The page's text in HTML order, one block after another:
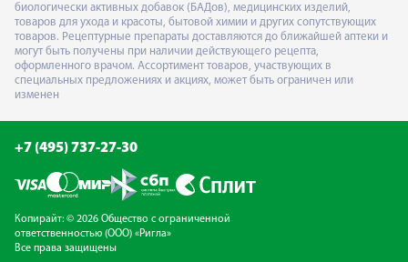
биологически активных добавок (БАДов), медицинских изделий,
товаров для ухода и красоты, бытовой химии и других сопутствующих
товаров. Рецептурные препараты доставляются до ближайшей аптеки и
могут быть получены при наличии действующего рецепта,
оформленного врачом. Ассортимент товаров, участвующих в
специальных предложениях и акциях, может быть ограничен или
изменен
+7 (495) 737-27-30
Копирайт: © 2026 Общество с ограниченной
ответственностью (ООО) «Ригла»
Все права защищены